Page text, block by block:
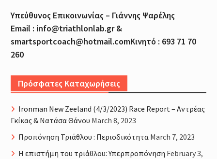
Υπεύθυνος Επικοινωνίας – Γιάννης Ψαρέλης
Email : info@triathlonlab.gr &
smartsportcoach@hotmail.comΚινητό : 693 71 70
260
Πρόσφατες Καταχωρήσεις
Ironman New Zeeland (4/3/2023) Race Report – Αντρέας
Γκίκας & Νατάσα Θάνου March 8, 2023
Προπόνηση Τριάθλου : Περιοδικότητα March 7, 2023
H επιστήμη του τριάθλου: Υπερπροπόνηση February 3,